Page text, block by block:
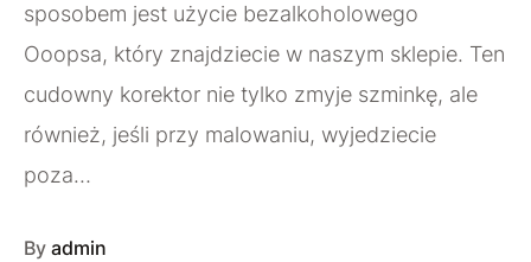
sposobem jest użycie bezalkoholowego
Ooopsa, który znajdziecie w naszym sklepie. Ten
cudowny korektor nie tylko zmyje szminkę, ale
również, jeśli przy malowaniu, wyjedziecie
poza…
By admin